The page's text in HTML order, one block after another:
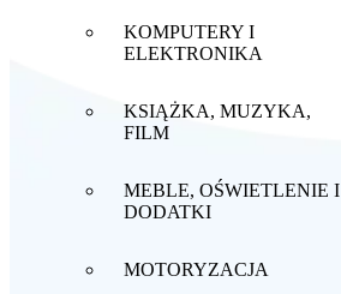
KOMPUTERY I
ELEKTRONIKA
KSIĄŻKA, MUZYKA,
FILM
MEBLE, OŚWIETLENIE I
DODATKI
MOTORYZACJA